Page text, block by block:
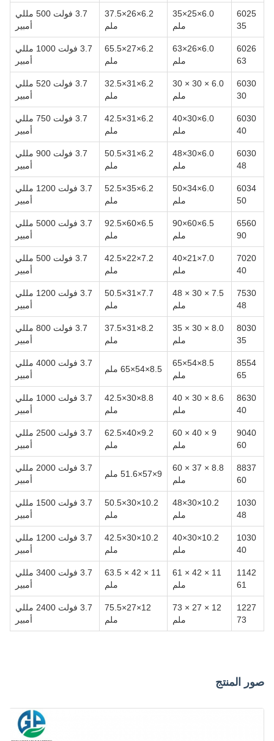
6025
35
6.0×25×35
ملم
6.2×26×37.5
ملم
3.7 فولت 500 مللي
أمبير
6026
63
6.0×26×63
ملم
6.2×27×65.5
ملم
3.7 فولت 1000 مللي
أمبير
6030
30
6.0 × 30 × 30
ملم
6.2×31×32.5
ملم
3.7 فولت 520 مللي
أمبير
6030
40
6.0×30×40
ملم
6.2×31×42.5
ملم
3.7 فولت 750 مللي
أمبير
6030
48
6.0×30×48
ملم
6.2×31×50.5
ملم
3.7 فولت 900 مللي
أمبير
6034
50
6.0×34×50
ملم
6.2×35×52.5
ملم
3.7 فولت 1200 مللي
أمبير
6560
90
6.5×60×90
ملم
6.5×60×92.5
ملم
3.7 فولت 5000 مللي
أمبير
7020
40
7.0×21×40
ملم
7.2×22×42.5
ملم
3.7 فولت 500 مللي
أمبير
7530
48
7.5 × 30 × 48
ملم
7.7×31×50.5
ملم
3.7 فولت 1200 مللي
أمبير
8030
35
8.0 × 30 × 35
ملم
8.2×31×37.5
ملم
3.7 فولت 800 مللي
أمبير
8554
65
8.5×54×65
ملم
8.5×54×65 ملم
3.7 فولت 4000 مللي
أمبير
8630
40
8.6 × 30 × 40
ملم
8.8×30×42.5
ملم
3.7 فولت 1000 مللي
أمبير
9040
60
9 × 40 × 60
ملم
9.2×40×62.5
ملم
3.7 فولت 2500 مللي
أمبير
8837
60
8.8 × 37 × 60
ملم
9×57×51.6 ملم
3.7 فولت 2000 مللي
أمبير
1030
48
10.2×30×48
ملم
10.2×30×50.5
ملم
3.7 فولت 1500 مللي
أمبير
1030
40
10.2×30×40
ملم
10.2×30×42.5
ملم
3.7 فولت 1200 مللي
أمبير
1142
61
11 × 42 × 61
ملم
11 × 42 × 63.5
ملم
3.7 فولت 3400 مللي
أمبير
1227
73
12 × 27 × 73
ملم
12×27×75.5
ملم
3.7 فولت 2400 مللي
أمبير
صور المنتج